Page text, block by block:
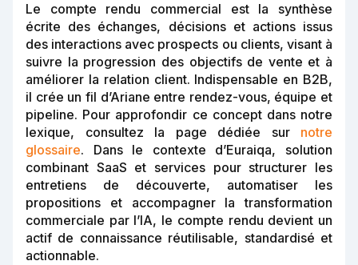
Le compte rendu commercial est la synthèse
écrite des échanges, décisions et actions issus
des interactions avec prospects ou clients, visant à
suivre la progression des objectifs de vente et à
améliorer la relation client. Indispensable en B2B,
il crée un fil d’Ariane entre rendez-vous, équipe et
pipeline. Pour approfondir ce concept dans notre
lexique, consultez la page dédiée sur notre
glossaire. Dans le contexte d’Euraiqa, solution
combinant SaaS et services pour structurer les
entretiens de découverte, automatiser les
propositions et accompagner la transformation
commerciale par l’IA, le compte rendu devient un
actif de connaissance réutilisable, standardisé et
actionnable.